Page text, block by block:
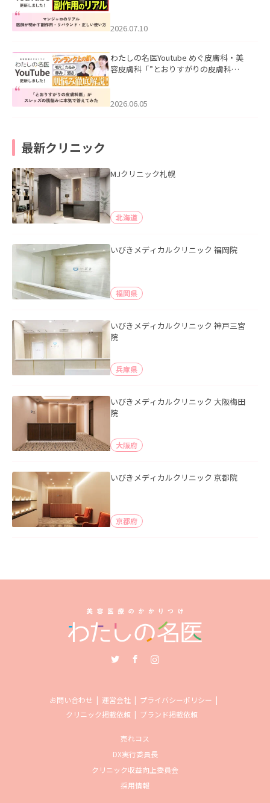
た。
2026.07.10
わたしの名医Youtube めぐ皮膚科・美
容皮膚科「”とおりすがりの皮膚科
2026.06.05
最新クリニック
MJクリニック札幌
北海道
いびきメディカルクリニック 福岡院
福岡県
いびきメディカルクリニック 神戸三宮
院
兵庫県
いびきメディカルクリニック 大阪梅田
院
大阪府
いびきメディカルクリニック 京都院
京都府
お問い合わせ 運営会社
プライバシーポリシー
クリニック掲載依頼
ブランド掲載依頼
売れコス
DX実行委員長
クリニック収益向上委員会
採用情報